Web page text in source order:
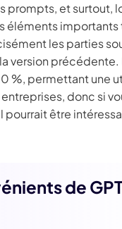
prompts, et surtout,
éléments importants
les parties
version précédente.
%, permettant une
donc si
pourrait être
de